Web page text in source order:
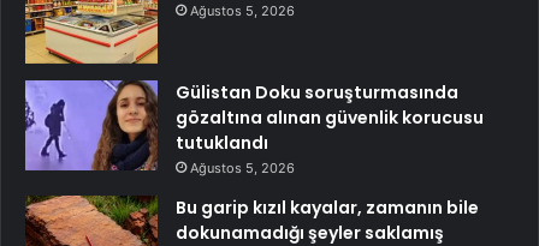
Ağustos 5, 2026
Gülistan Doku soruşturmasında
gözaltına alınan güvenlik korucusu
tutuklandı
Ağustos 5, 2026
Bu garip kızıl kayalar, zamanın bile
dokunamadığı şeyler saklamış